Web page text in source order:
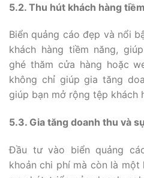
5.2. Thu hút khách hàng
Biển quảng cáo đẹp và nổi
khách hàng tiềm năng,
ghé thăm cửa hàng hoặc
không chỉ giúp gia tăng
giúp bạn mở rộng tệp khách
5.3. Gia tăng doanh thu và
Đầu tư vào biển quảng
khoản chi phí mà còn là